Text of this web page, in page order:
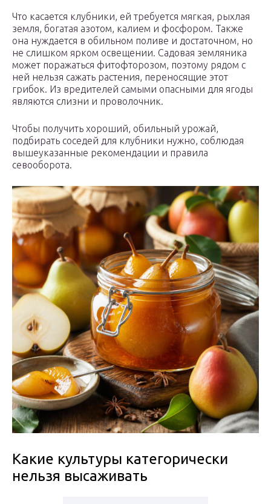
Что касается клубники, ей требуется мягкая, рыхлая
земля, богатая азотом, калием и фосфором. Также
она нуждается в обильном поливе и достаточном, но
не слишком ярком освещении. Садовая земляника
может поражаться фитофторозом, поэтому рядом с
ней нельзя сажать растения, переносящие этот
грибок. Из вредителей самыми опасными для ягоды
являются слизни и проволочник.
Чтобы получить хороший, обильный урожай,
подбирать соседей для клубники нужно, соблюдая
вышеуказанные рекомендации и правила
севооборота.
Какие культуры категорически
нельзя высаживать